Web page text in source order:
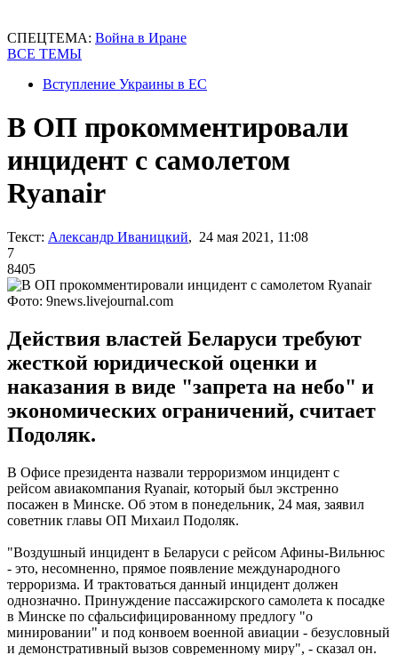
СПЕЦТЕМА: Война в Иране
ВСЕ ТЕМЫ
Вступление Украины в ЕС
В ОП прокомментировали
инцидент с самолетом
Ryanair
Текст: Александр Иваницкий, 24 мая 2021, 11:08
7
8405
Фото: 9news.livejournal.com
Действия властей Беларуси требуют
жесткой юридической оценки и
наказания в виде "запрета на небо" и
экономических ограничений, считает
Подоляк.
В Офисе президента назвали терроризмом инцидент с
рейсом авиакомпания Ryanair, который был экстренно
посажен в Минске. Об этом в понедельник, 24 мая, заявил
советник главы ОП Михаил Подоляк.
"Воздушный инцидент в Беларуси с рейсом Афины-Вильнюс
- это, несомненно, прямое появление международного
терроризма. И трактоваться данный инцидент должен
однозначно. Принуждение пассажирского самолета к посадке
в Минске по сфальсифицированному предлогу "о
минировании" и под конвоем военной авиации - безусловный
и демонстративный вызов современному миру", - сказал он.